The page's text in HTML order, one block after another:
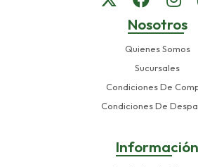
Nosotros
Quienes Somos
Sucursales
Condiciones De
Condiciones De
Información